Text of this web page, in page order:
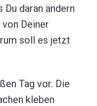
daran ändern
Deiner
soll es jetzt
Tag vor. Die
kleben